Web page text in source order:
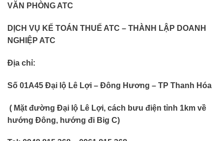
VĂN PHÒNG ATC
DỊCH VỤ KẾ TOÁN THUẾ ATC – THÀNH LẬP DOANH
NGHIỆP ATC
Địa chỉ:
Số 01A45 Đại lộ Lê Lợi – Đông Hương – TP Thanh Hóa
( Mặt đường Đại lộ Lê Lợi, cách bưu điện tỉnh 1km về
hướng Đông, hướng đi Big C)